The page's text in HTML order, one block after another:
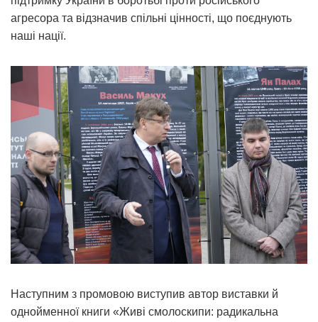
агресора та відзначив спільні цінності, що поєднують
наші нації.
Наступним з промовою виступив автор виставки й
однойменної книги «Живі смолоскипи: радикальна